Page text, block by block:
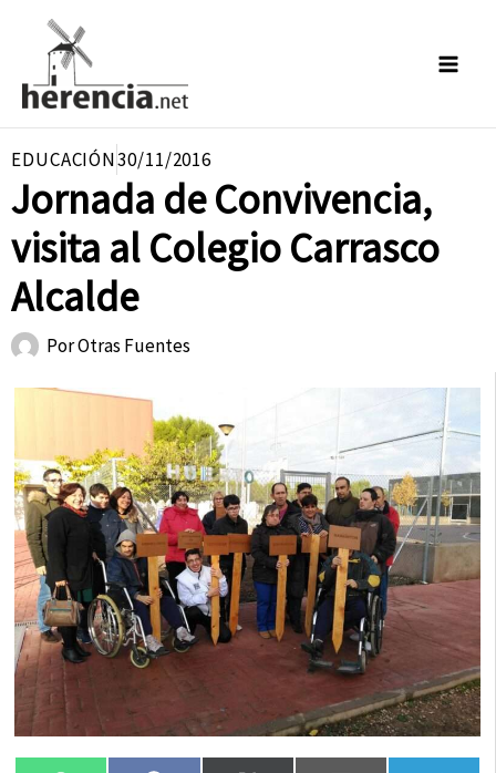
contenido
EDUCACIÓN30/11/2016
Jornada de Convivencia,
visita al Colegio Carrasco
Alcalde
PorOtras Fuentes